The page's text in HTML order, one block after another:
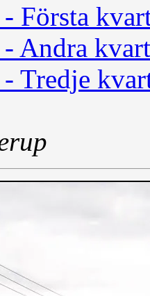
Första
Andra
Tredje